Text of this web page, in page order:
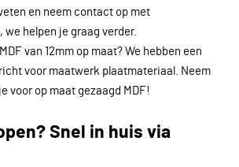
en neem contact op met
, we helpen je graag verder.
van 12mm op maat? We hebben een
voor maatwerk plaatmateriaal. Neem
voor op maat gezaagd MDF!
Snel in huis via